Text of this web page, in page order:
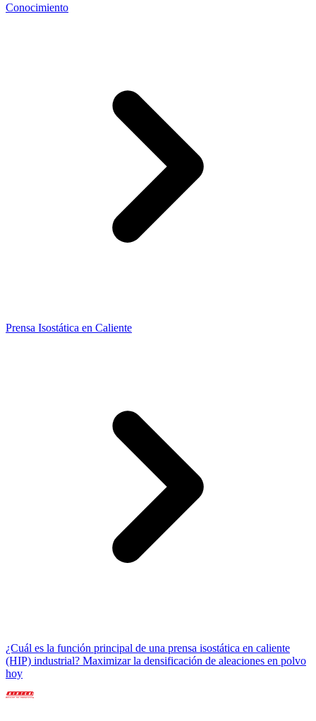
Conocimiento
Prensa Isostática en Caliente
¿Cuál es la función principal de una prensa isostática en caliente
(HIP) industrial? Maximizar la densificación de aleaciones en polvo
hoy